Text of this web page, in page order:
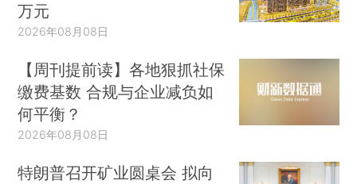
万元
2026年08月08日
【周刊提前读】各地狠抓社保
缴费基数 合规与企业减负如
何平衡？
2026年08月08日
特朗普召开矿业圆桌会 拟向